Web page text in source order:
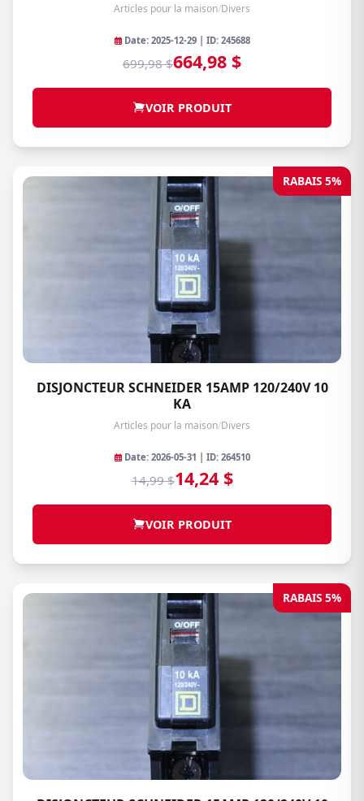
Articles pour la maison/Divers
Date: 2025-12-29 | ID: 245688
699,98 $664,98 $
VOIR PRODUIT
RABAIS 5%
DISJONCTEUR SCHNEIDER 15AMP 120/240V 10
KA
Articles pour la maison/Divers
Date: 2026-05-31 | ID: 264510
14,99 $14,24 $
VOIR PRODUIT
RABAIS 5%